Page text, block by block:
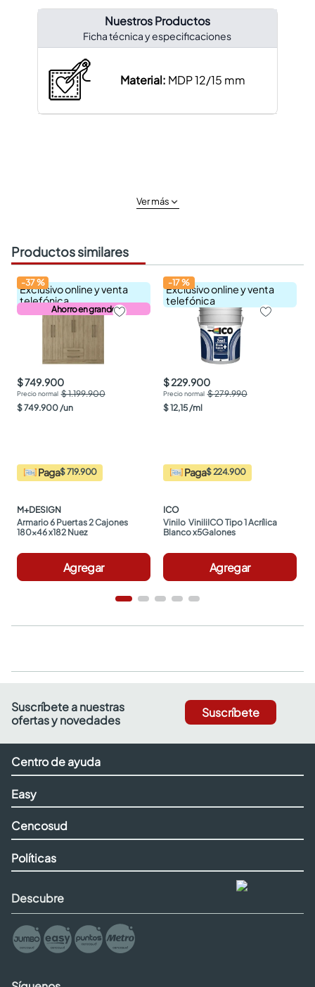
Nuestros Productos
Ficha técnica y especificaciones
Material: MDP 12/15 mm
Ver más
Productos similares
Exclusivo online y venta
telefónica
Ahorro en grande
-37%
$ 749.900
$ 1.199.900
$749.900/un
Paga$ 719.900
M+DESIGN
Armario 6 Puertas 2 Cajones
180x46 x182 Nuez
Agregar
Exclusivo online y venta
telefónica
-17%
$ 229.900
$ 279.990
$12,15/ml
Paga$ 224.900
ICO
Vinilo  ViniliICO Tipo 1 Acrílica
Blanco x5Galones
Agregar
Suscríbete a nuestras
ofertas y novedades
Suscríbete
Centro de ayuda
Easy
Cencosud
Políticas
Descubre